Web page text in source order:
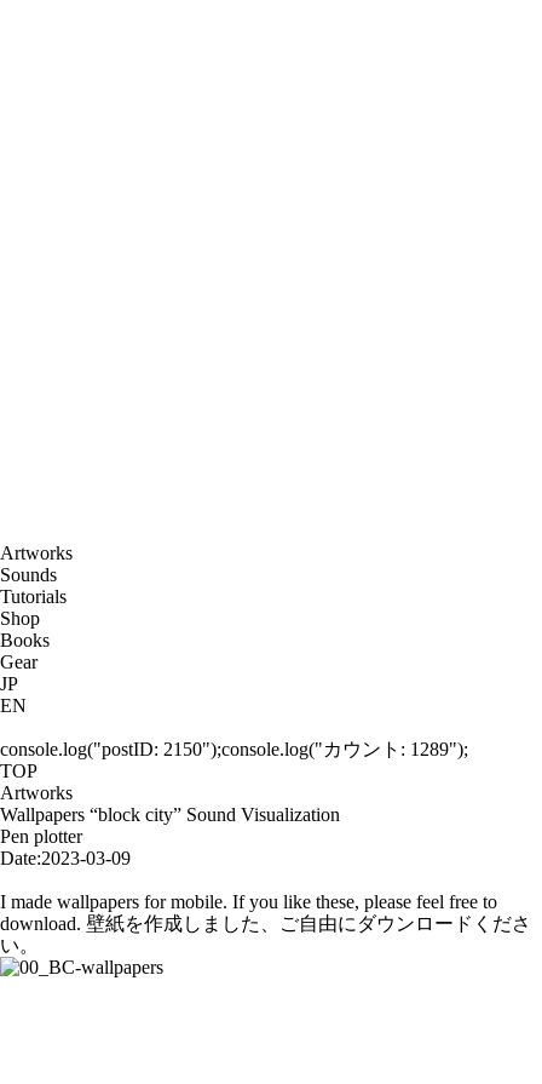
Artworks
Sounds
Tutorials
Shop
Books
Gear
JP
EN
console.log("postID: 2150");console.log("カウント: 1289");
TOP
Artworks
Wallpapers “block city” Sound Visualization
Pen plotter
Date:2023-03-09
I made wallpapers for mobile. If you like these, please feel free to
download. 壁紙を作成しました、ご自由にダウンロードくださ
い。